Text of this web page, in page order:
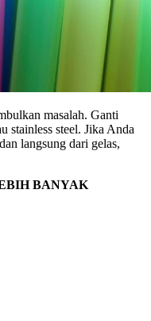
masalah. Ganti
stainless steel. Jika Anda
langsung dari gelas,
BANYAK